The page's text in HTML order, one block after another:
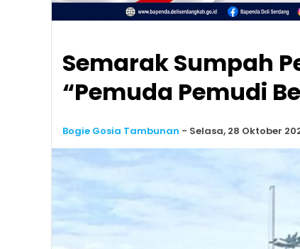
Semarak Sumpah
“Pemuda Pemudi
Bogie Gosia Tambunan - Selasa, 28 Oktober